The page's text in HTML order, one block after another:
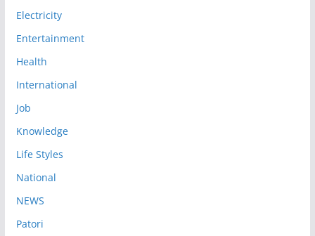
Electricity
Entertainment
Health
International
Job
Knowledge
Life Styles
National
NEWS
Patori